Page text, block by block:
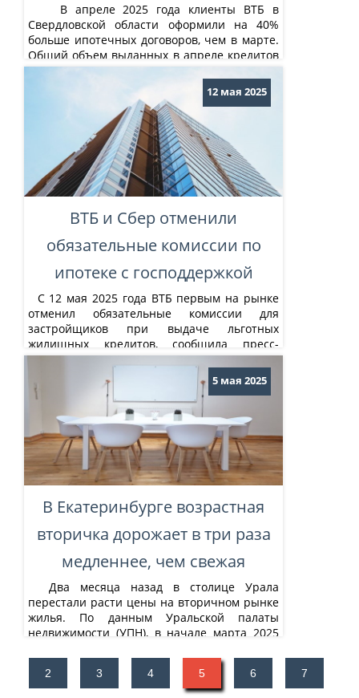
В апреле 2025 года клиенты ВТБ в
Свердловской области оформили на 40%
больше ипотечных договоров, чем в марте.
Общий объем выданных в апреле кредитов
на покупку жилья превысил 670 млн руб.,
что также на 46% выше мартовских
показателей, сообщает пресс-служба ВТБ.
По динамике спроса Свердловская область
ощутимо опережает...
ВТБ и Сбер отменили
обязательные комиссии по
ипотеке с господдержкой
12 мая 2025
С 12 мая 2025 года ВТБ первым на рынке
отменил обязательные комиссии для
застройщиков при выдаче льготных
жилищных кредитов, сообщила пресс-
служба банка. Сбербанк также сообщил об
отмене обязательных комиссий для
застройщиков с 13 мая 2025 года. Другие
банки пока не заявляли об отмене таких
комиссий. Отмена обязательных
комиссий...
В Екатеринбурге возрастная
вторичка дорожает в три раза
медленнее, чем свежая
5 мая 2025
Два месяца назад в столице Урала
перестали расти цены на вторичном рынке
жилья. По данным Уральской палаты
недвижимости (УПН), в начале марта 2025
цены предложения – 127 508 руб. за
квадратный метр. После чего этот
показатель «откатил назад» и два месяца
2 3 4 5 6 7